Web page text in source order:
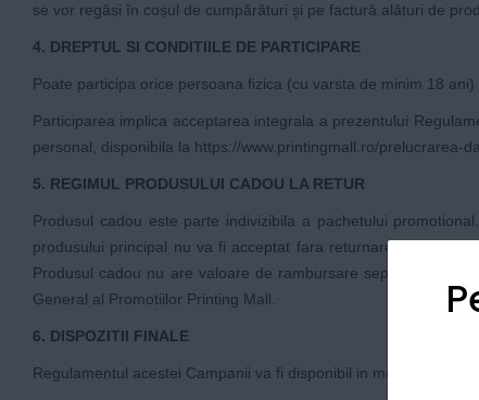
se vor regăsi în coșul de cumpărături și pe factură alături de
4. DREPTUL SI CONDITIILE DE PARTICIPARE
Poate participa orice persoana fizica (cu varsta de minim 18
Participarea implica acceptarea integrala a prezentului
personal, disponibila la https://www.printingmall.ro/prelucrarea-
5. REGIMUL PRODUSULUI CADOU LA RETUR
Produsul cadou este parte indivizibila a pachetului
produsului principal nu va fi acceptat fara returnarea
Produsul cadou nu are valoare de rambursare separata in
General al Promotiilor Printing Mall.
6. DISPOZITII FINALE
Regulamentul acestei Campanii va fi disponibil in mod gratuit pe